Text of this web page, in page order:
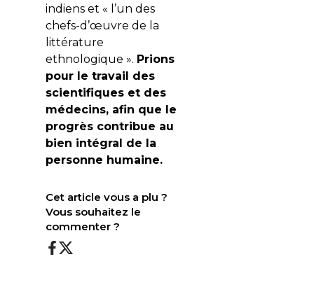
indiens et « l’un des
chefs-d’œuvre de la
littérature
ethnologique ». Prions
pour le travail des
scientifiques et des
médecins, afin que le
progrès contribue au
bien intégral de la
personne humaine.
Cet article vous a plu ?
Vous souhaitez le
commenter ?